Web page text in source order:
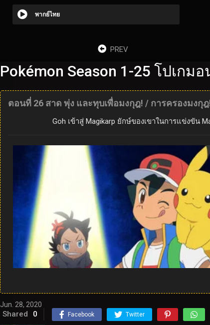
พากย์ไทย
PREV
Pokémon Season 1-25 โปเกม
ตอนที่ 26 สาด พุ่ง และทุบเพื่อมงกุฎ! / การครองมงกุ
Goh เข้าสู่ Magikarp ยักษ์ของเขาในการแข่งขัน
Jun. 28, 2020
Shared 0 Facebook Twitter